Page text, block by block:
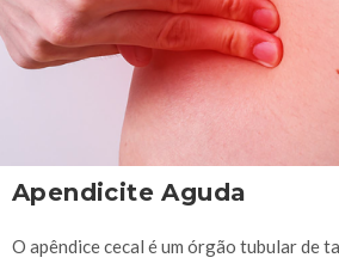
Apendicite Aguda
O apêndice cecal é um órgão tubular de